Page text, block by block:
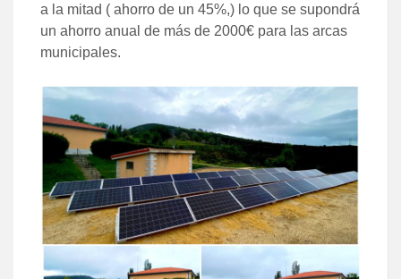
a la mitad ( ahorro de un 45%,) lo que se supondrá
un ahorro anual de más de 2000€ para las arcas
municipales.